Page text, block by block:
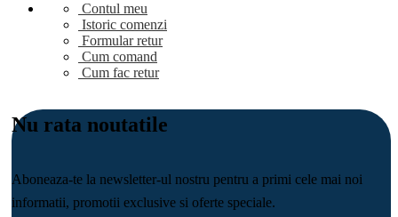
Contul meu
Istoric comenzi
Formular retur
Cum comand
Cum fac retur
Nu rata noutatile
Aboneaza-te la newsletter-ul nostru pentru a primi cele mai noi
informatii, promotii exclusive si oferte speciale.